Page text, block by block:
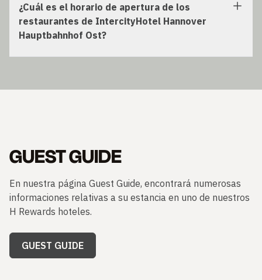
¿Cuál es el horario de apertura de los
restaurantes de IntercityHotel Hannover
Hauptbahnhof Ost?
GUEST GUIDE
En nuestra página Guest Guide, encontrará numerosas
informaciones relativas a su estancia en uno de nuestros
H Rewards hoteles.
GUEST GUIDE